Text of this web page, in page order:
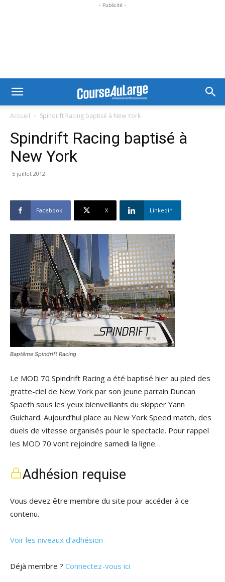
- Publicité -
Accueil Spindrift Racing baptisé à New York
Spindrift Racing baptisé à
New York
5 juillet 2012
Facebook X Linkedin
Baptême Spindrift Racing
Le MOD 70 Spindrift Racing a été baptisé hier au pied des
gratte-ciel de New York par son jeune parrain Duncan
Spaeth sous les yeux bienveillants du skipper Yann
Guichard. Aujourd’hui place au New York Speed match, des
duels de vitesse organisés pour le spectacle. Pour rappel
les MOD 70 vont rejoindre samedi la ligne…
Adhésion requise
Vous devez être membre du site pour accéder à ce
contenu.
Voir les niveaux d’adhésion
Déjà membre ? Connectez-vous ici